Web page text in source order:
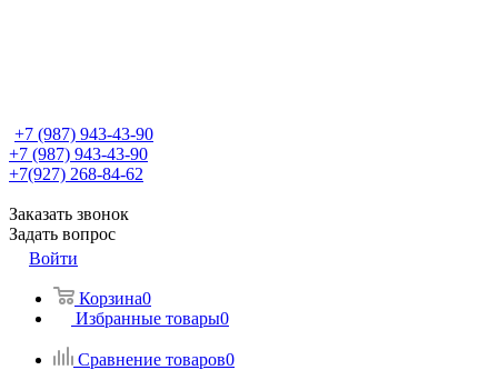
+7 (987) 943-43-90
+7 (987) 943-43-90
+7(927) 268-84-62
Заказать звонок
Задать вопрос
Войти
Корзина0
Избранные товары0
Сравнение товаров0